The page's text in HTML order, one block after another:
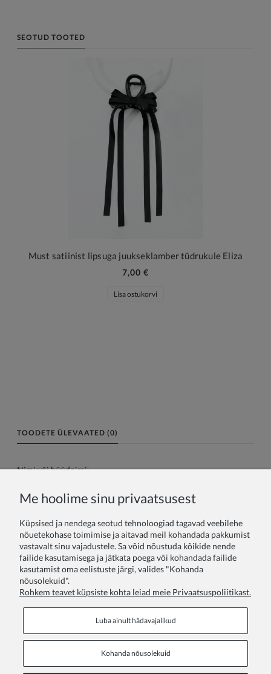
SEOTUD TOOTED
Must satiinist lipsuga juukseklamber tüdrukule Eliza
7,00 €
Lisa ostukorvi
TOODETE ÜLEVAATED (0)
Nimi või hüüdnimi:
Saada
Põhiandmed
Me hoolime sinu privaatsusest
Küpsised ja nendega seotud tehnoloogiad tagavad veebilehe
nõuetekohase toimimise ja aitavad meil kohandada pakkumist
vastavalt sinu vajadustele. Sa võid nõustuda kõikide nende
failide kasutamisega ja jätkata poega või kohandada failide
kasutamist oma eelistuste järgi, valides "Kohanda
nõusolekuid".
Rohkem teavet küpsiste kohta leiad meie Privaatsuspoliitikast.
Luba ainult hädavajalikud
Kohanda nõusolekuid